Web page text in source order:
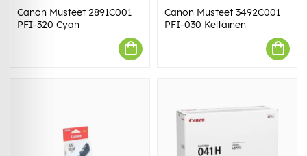
Canon Musteet 2891C001
PFI-320 Cyan
Canon Musteet 3492C001
PFI-030 Keltainen